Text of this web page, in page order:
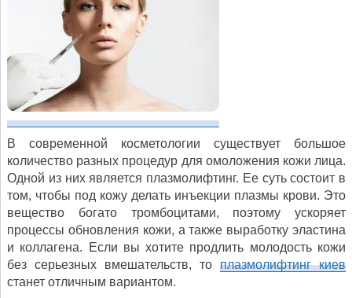
В современной косметологии существует большое
количество разных процедур для омоложения кожи лица.
Одной из них является плазмолифтинг. Ее суть состоит в
том, чтобы под кожу делать инъекции плазмы крови. Это
вещество богато тромбоцитами, поэтому ускоряет
процессы обновления кожи, а также выработку эластина
и коллагена. Если вы хотите продлить молодость кожи
без серьезных вмешательств, то плазмолифтинг киев
станет отличным вариантом.